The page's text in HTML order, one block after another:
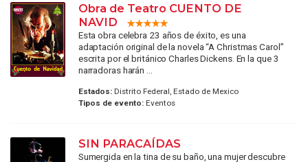
Obra de Teatro CUENTO DE
NAVID
Esta obra celebra 23 años de éxito, es una
adaptación original de la novela “A Christmas Carol”
escrita por el británico Charles Dickens. En la que 3
narradoras harán ...
Estados:Distrito Federal, Estado de Mexico
Tipos de evento:Eventos
SIN PARACAÍDAS
Sumergida en la tina de su baño, una mujer descubre